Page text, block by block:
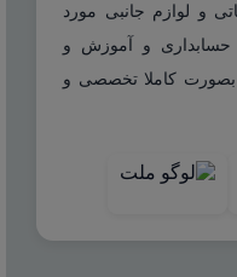
و لوازم جانبی مورد
حسابداری و آموزش و
بصورت کاملا تخصصی و